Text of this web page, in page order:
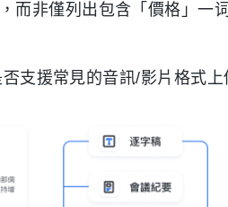
而非僅列出包含「價格」一
支援常見的音訊/影片格式